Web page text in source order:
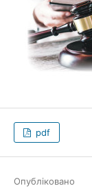
pdf
Опубліковано